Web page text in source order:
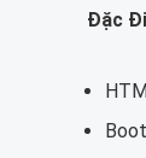
Đặc